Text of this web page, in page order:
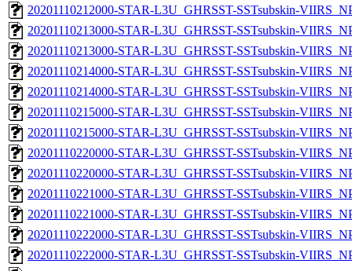
20201110212000-STAR-L3U_GHRSST-SSTsubskin-
20201110213000-STAR-L3U_GHRSST-SSTsubskin-
20201110213000-STAR-L3U_GHRSST-SSTsubskin-
20201110214000-STAR-L3U_GHRSST-SSTsubskin-
20201110214000-STAR-L3U_GHRSST-SSTsubskin-
20201110215000-STAR-L3U_GHRSST-SSTsubskin-
20201110215000-STAR-L3U_GHRSST-SSTsubskin-
20201110220000-STAR-L3U_GHRSST-SSTsubskin-
20201110220000-STAR-L3U_GHRSST-SSTsubskin-
20201110221000-STAR-L3U_GHRSST-SSTsubskin-
20201110221000-STAR-L3U_GHRSST-SSTsubskin-
20201110222000-STAR-L3U_GHRSST-SSTsubskin-
20201110222000-STAR-L3U_GHRSST-SSTsubskin-